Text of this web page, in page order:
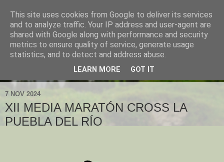
7 NOV 2024
XII MEDIA MARATÓN CROSS LA
PUEBLA DEL RÍO
This site uses cookies from Google to deliver its services
and to analyze traffic. Your IP address and user-agent are
shared with Google along with performance and security
metrics to ensure quality of service, generate usage
statistics, and to detect and address abuse.
LEARN MORE GOT IT